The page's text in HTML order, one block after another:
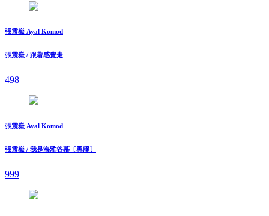
張震嶽 Ayal Komod
張震嶽 / 跟著感覺走
498
張震嶽 Ayal Komod
張震嶽 / 我是海雅谷慕〔黑膠〕
999